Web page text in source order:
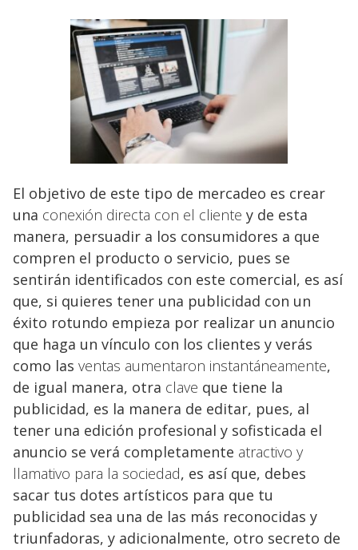
El objetivo de este tipo de mercadeo es crear
una conexión directa con el cliente y de esta
manera, persuadir a los consumidores a que
compren el producto o servicio, pues se
sentirán identificados con este comercial, es así
que, si quieres tener una publicidad con un
éxito rotundo empieza por realizar un anuncio
que haga un vínculo con los clientes y verás
como las ventas aumentaron instantáneamente,
de igual manera, otra clave que tiene la
publicidad, es la manera de editar, pues, al
tener una edición profesional y sofisticada el
anuncio se verá completamente atractivo y
llamativo para la sociedad, es así que, debes
sacar tus dotes artísticos para que tu
publicidad sea una de las más reconocidas y
triunfadoras, y adicionalmente, otro secreto de